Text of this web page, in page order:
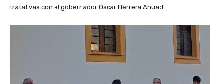
tratativas con el gobernador Oscar Herrera Ahuad.